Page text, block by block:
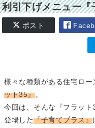
利引下げメニュー
ポスト
様々な種類がある住宅ロー
ット35』。
今回は、そんな『フラット
登場した『子育てプラス』